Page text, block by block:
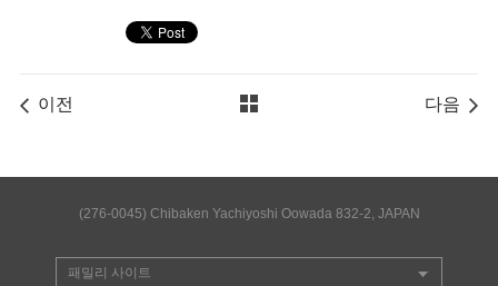
다음
이전
(276-0045) Chibaken Yachiyoshi Oowada 832-2, JAPAN